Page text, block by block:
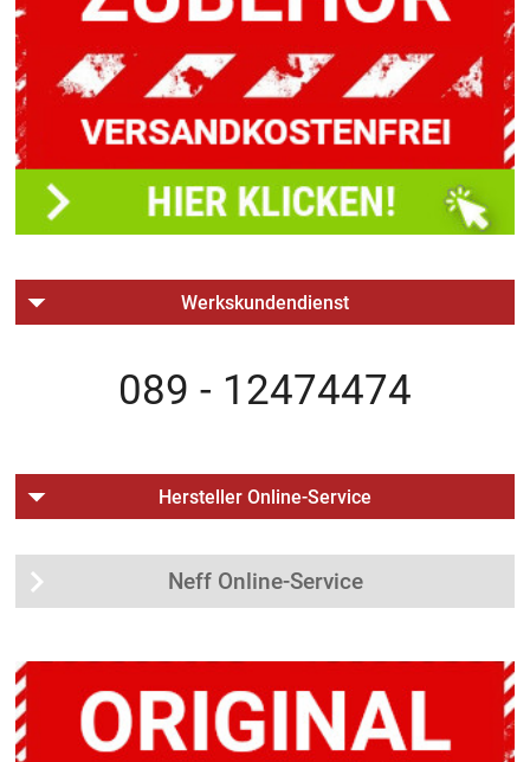
Werkskundendienst
089 - 12474474
Hersteller Online-Service
Neff Online-Service